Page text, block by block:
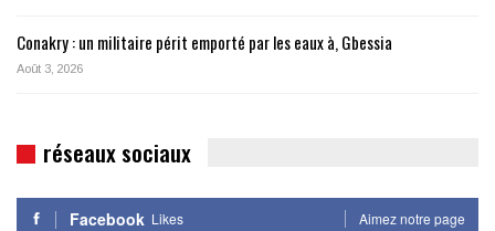
Conakry : un militaire périt emporté par les eaux à, Gbessia
Août 3, 2026
réseaux sociaux
Facebook Likes Aimez notre page